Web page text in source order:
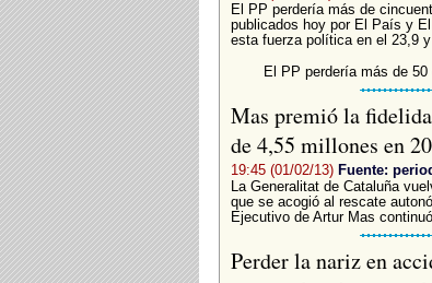
El PP perdería más de
publicados hoy por El País y
esta fuerza política en el 23,9 y
El PP perdería más de
Mas premió la
de 4,55 millones en
19:45 (01/02/13) Fuente:
La Generalitat de Cataluña
que se acogió al rescate
Ejecutivo de Artur Mas continuó
Perder la nariz en